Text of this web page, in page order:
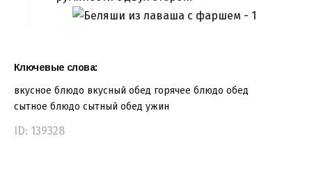
Ключевые слова:
вкусное блюдо вкусный обед горячее блюдо обед
сытное блюдо сытный обед ужин
ID: 139328